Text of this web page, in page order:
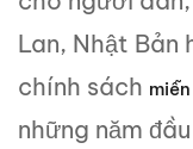
Lan, Nhật Bản
chính sách
những năm